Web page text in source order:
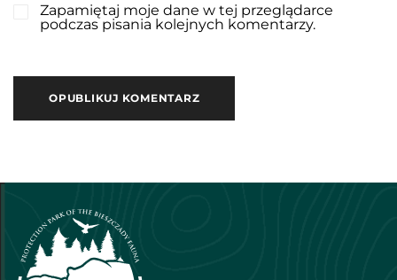
Zapamiętaj moje dane w tej przeglądarce
podczas pisania kolejnych komentarzy.